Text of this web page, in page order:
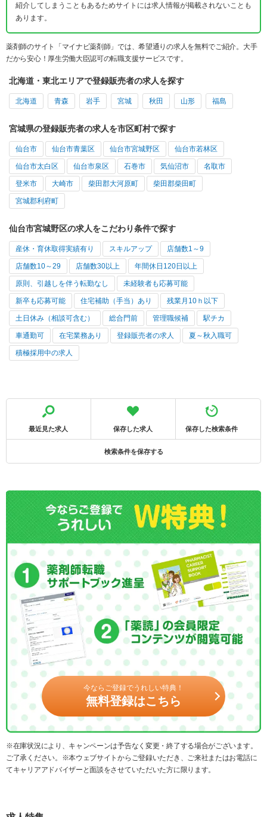
紹介してしまうこともあるためサイトには求人情報が掲載されないことも
あります。
薬剤師のサイト「マイナビ薬剤師」では、希望通りの求人を無料でご紹介。大手
だから安心！厚生労働大臣認可の転職支援サービスです。
北海道・東北エリアで登録販売者の求人を探す
北海道 青森 岩手 宮城 秋田 山形 福島
宮城県の登録販売者の求人を市区町村で探す
仙台市 仙台市青葉区 仙台市宮城野区 仙台市若林区
仙台市太白区 仙台市泉区 石巻市 気仙沼市 名取市
登米市 大崎市 柴田郡大河原町 柴田郡柴田町
宮城郡利府町
仙台市宮城野区の求人をこだわり条件で探す
産休・育休取得実績有り スキルアップ 店舗数1～9
店舗数10～29 店舗数30以上 年間休日120日以上
原則、引越しを伴う転勤なし 未経験者も応募可能
新卒も応募可能 住宅補助（手当）あり 残業月10ｈ以下
土日休み（相談可含む） 総合門前 管理職候補 駅チカ
車通勤可 在宅業務あり 登録販売者の求人 夏～秋入職可
積極採用中の求人
最近見た求人 保存した求人 保存した検索条件
検索条件を保存する
今ならご登録でうれしい特典！
無料登録はこちら
※在庫状況により、キャンペーンは予告なく変更・終了する場合がございます。
ご了承ください。※本ウェブサイトからご登録いただき、ご来社またはお電話に
てキャリアアドバイザーと面談をさせていただいた方に限ります。